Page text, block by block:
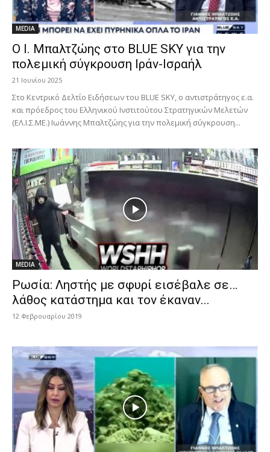
MEDIA
Ο Ι. Μπαλτζώης στο BLUE SKY για την
πολεμική σύγκρουση Ιράν-Ισραήλ
21 Ιουνίου 2025
Στο Κεντρικό Δελτίο Ειδήσεων του BLUE SKY, ο αντιστράτηγος ε.α.
και πρόεδρος του Ελληνικού Ινστιτούτου Στρατηγικών Μελετών
(ΕΛ.Ι.Σ.ΜΕ.) Ιωάννης Μπαλτζώης για την πολεμική σύγκρουση...
MEDIA
Ρωσία: Ληστής με σφυρί εισέβαλε σε…
λάθος κατάστημα και τον έκαναν...
12 Φεβρουαρίου 2019